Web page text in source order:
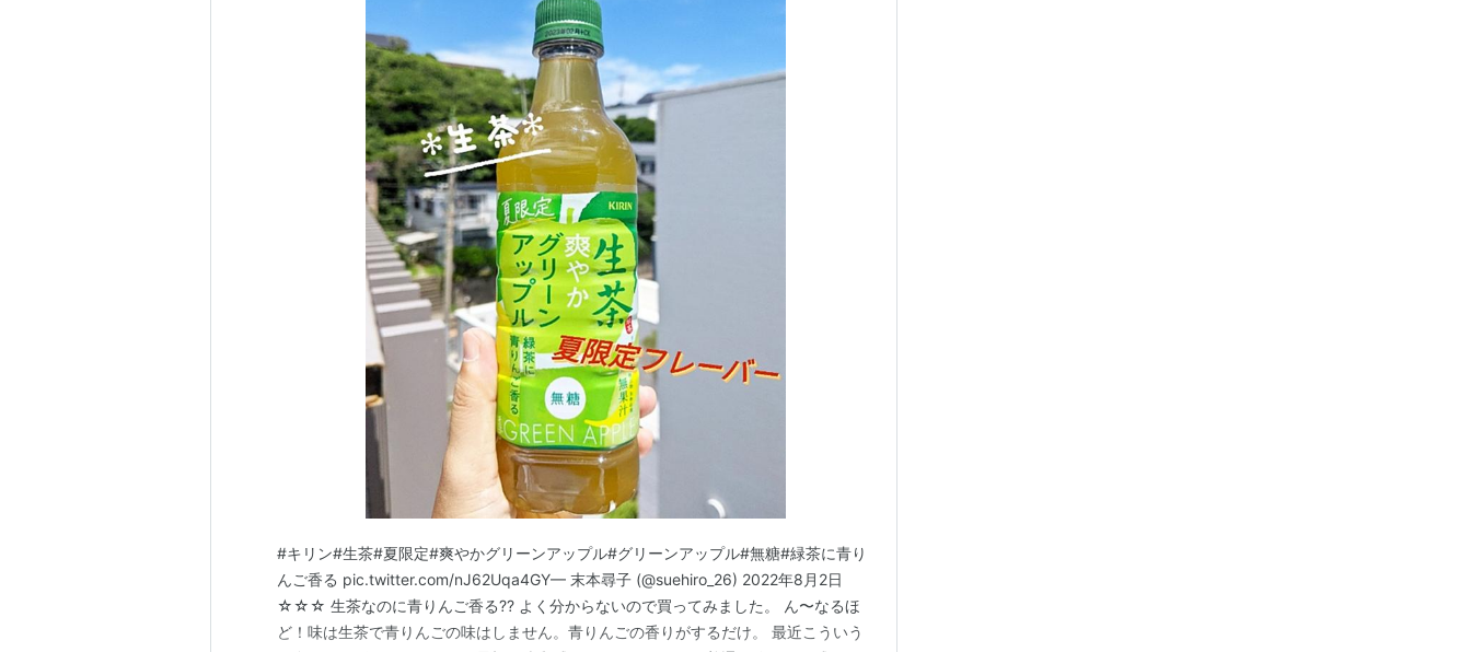
#キリン#生茶#夏限定#爽やかグリーンアップル#グリーンアップル#無糖#緑茶に青り
んご香る pic.twitter.com/nJ62Uqa4GY— 末本尋子 (@suehiro_26) 2022年8月2日
☆☆☆ 生茶なのに青りんご香る?? よく分からないので買ってみました。 ん〜なるほ
ど！味は生茶で青りんごの味はしません。青りんごの香りがするだけ。 最近こういう